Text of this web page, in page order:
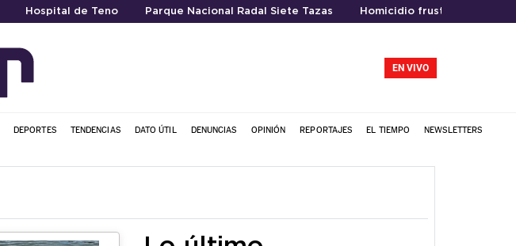
Hospital de Teno Parque Nacional Radal Siete Tazas Homicidio frustrado
EN VIVO
DEPORTES TENDENCIAS DATO ÚTIL DENUNCIAS OPINIÓN REPORTAJES EL TIEMPO NEWSLETTERS